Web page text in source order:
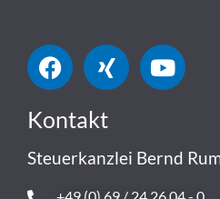
Kontakt
Steuerkanzlei Bernd